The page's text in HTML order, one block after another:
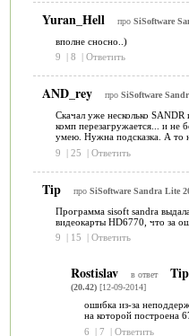
Yuran_Hell про SiSoftware
вполне сносно..)
9
| 8 | Ответить
AND_rey про SiSoftware
Cкачал уже несколько
комп перезагружается... и не
умею. Нужна подсказка. А то
9
| 25 | Ответить
Tip про SiSoftware Sandra Lite
Программа sisoft sandra
видеокарты HD6770, что за
9
| 15 | Ответить
Rostislav в ответ Tip
(20.42)[12-09-2014]
ошибка из-за
на которой построена
6
| 7 | Ответить